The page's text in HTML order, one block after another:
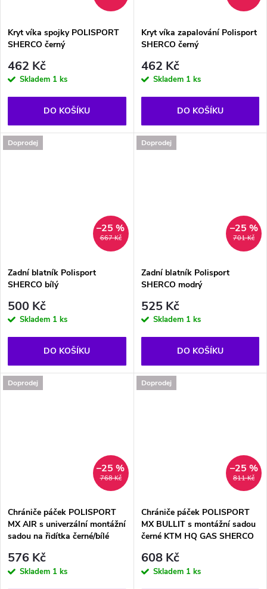
Kryt víka spojky POLISPORT
SHERCO černý
462 Kč
Skladem 1 ks
DO KOŠÍKU
Kryt víka zapalování Polisport
SHERCO černý
462 Kč
Skladem 1 ks
DO KOŠÍKU
Doprodej
667 Kč
–25 %
Zadní blatník Polisport
SHERCO bílý
500 Kč
Skladem 1 ks
DO KOŠÍKU
Doprodej
701 Kč
–25 %
Zadní blatník Polisport
SHERCO modrý
525 Kč
Skladem 1 ks
DO KOŠÍKU
Doprodej
768 Kč
–25 %
Chrániče páček POLISPORT
MX AIR s univerzální montážní
sadou na řidítka černé/bílé
576 Kč
Skladem 1 ks
Doprodej
811 Kč
–25 %
Chrániče páček POLISPORT
MX BULLIT s montážní sadou
černé KTM HQ GAS SHERCO
608 Kč
Skladem 1 ks